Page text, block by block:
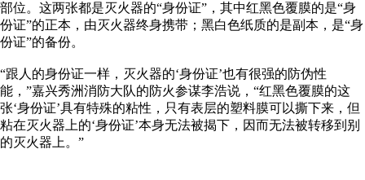
部位。这两张都是灭火器的“身份证”，其中红黑色覆膜的是“身
份证”的正本，由灭火器终身携带；黑白色纸质的是副本，是“身
份证”的备份。
“跟人的身份证一样，灭火器的‘身份证’也有很强的防伪性
能，”嘉兴秀洲消防大队的防火参谋李浩说，“红黑色覆膜的这
张‘身份证’具有特殊的粘性，只有表层的塑料膜可以撕下来，但
粘在灭火器上的‘身份证’本身无法被揭下，因而无法被转移到别
的灭火器上。”